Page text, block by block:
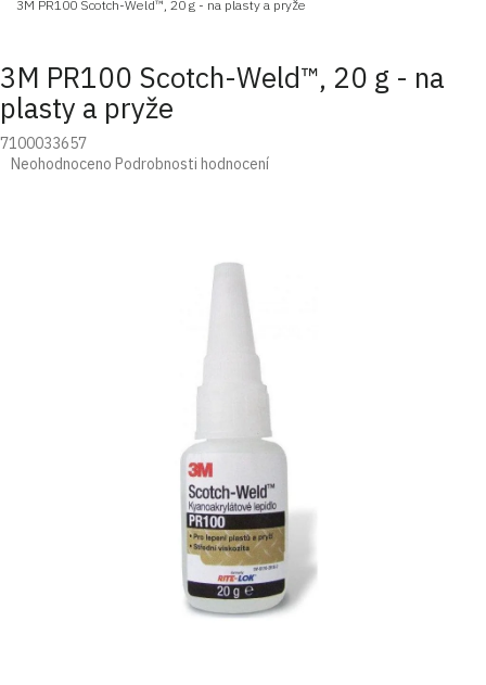
3M PR100 Scotch-Weld™, 20 g - na plasty a pryže
3M PR100 Scotch-Weld™, 20 g - na
plasty a pryže
7100033657
Průměrné
Neohodnoceno Podrobnosti hodnocení